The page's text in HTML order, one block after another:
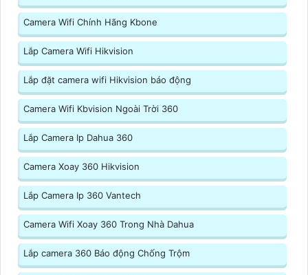
Camera Wifi Chính Hãng Kbone
Lắp Camera Wifi Hikvision
Lắp đặt camera wifi Hikvision báo động
Camera Wifi Kbvision Ngoài Trời 360
Lắp Camera Ip Dahua 360
Camera Xoay 360 Hikvision
Lắp Camera Ip 360 Vantech
Camera Wifi Xoay 360 Trong Nhà Dahua
Lắp camera 360 Báo động Chống Trộm